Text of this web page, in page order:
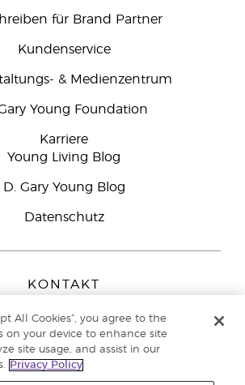
für Brand Partner
Kundenservice
& Medienzentrum
Young Foundation
Karriere
Young Living Blog
D. Gary Young Blog
Datenschutz
KONTAKT
Peizerweg 97
9727 AJ Groningen
Netherlands
08000-825049
All Cookies”, you agree to the
on your device to enhance site
site usage, and assist in our
Privacy Policy